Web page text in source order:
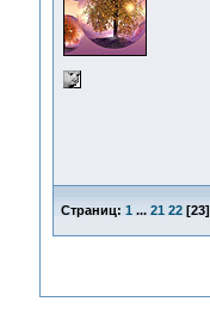
Страниц: 1 ... 21 22[23]